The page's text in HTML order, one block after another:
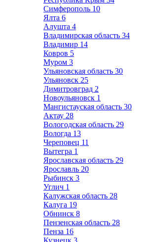
Симферополь 10
Ялта 6
Алушта 4
Владимирская область 34
Владимир 14
Ковров 5
Муром 3
Ульяновская область 30
Ульяновск 25
Димитровград 2
Новоульяновск 1
Мангистауская область 30
Актау 28
Вологодская область 29
Вологда 13
Череповец 11
Вытегра 1
Ярославская область 29
Ярославль 20
Рыбинск 3
Углич 1
Калужская область 28
Калуга 19
Обнинск 8
Пензенская область 28
Пенза 16
Кузнецк 3